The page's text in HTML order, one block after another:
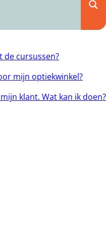
de cursussen?
mijn optiekwinkel?
klant. Wat kan ik doen?